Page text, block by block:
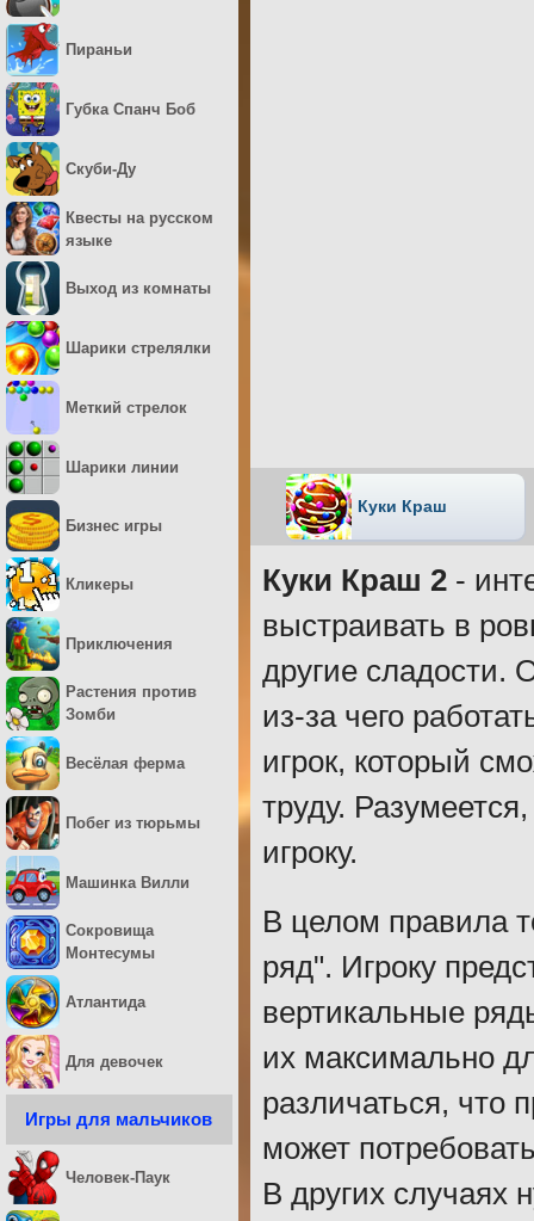
Куки Краш
Куки Краш 2 -
выстраивать в
другие сладости.
из-за чего
игрок, который
труду.
игроку.
В целом правила
ряд". Игроку
вертикальные
их максимально
различаться, что
может
В других случаях
Пираньи
Губка Спанч Боб
Скуби-Ду
Квесты на русском
языке
Выход из комнаты
Шарики стрелялки
Меткий стрелок
Шарики линии
Бизнес игры
Кликеры
Приключения
Растения против
Зомби
Весёлая ферма
Побег из тюрьмы
Машинка Вилли
Сокровища
Монтесумы
Атлантида
Для девочек
Игры для мальчиков
Человек-Паук